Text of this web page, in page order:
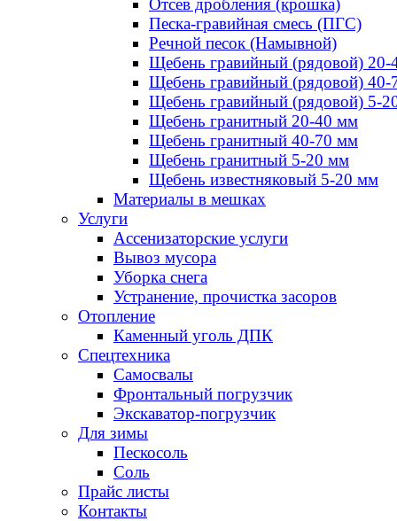
Отсев дробления (крошка)
Песка-гравийная смесь (ПГС)
Речной песок (Намывной)
Щебень гравийный (рядовой)
Щебень гравийный (рядовой)
Щебень гравийный (рядовой) 5-
Щебень гранитный 20-40 мм
Щебень гранитный 40-70 мм
Щебень гранитный 5-20 мм
Щебень известняковый 5-20 мм
Материалы в мешках
Услуги
Ассенизаторские услуги
Вывоз мусора
Уборка снега
Устранение, прочистка засоров
Отопление
Каменный уголь ДПК
Спецтехника
Самосвалы
Фронтальный погрузчик
Экскаватор-погрузчик
Для зимы
Пескосоль
Соль
Прайс листы
Контакты